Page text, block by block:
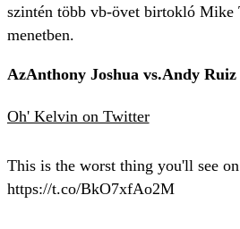
szintén több vb-övet birtokló Mike
menetben.
AzAnthony Joshua vs.Andy Ruiz
Oh' Kelvin on Twitter
This is the worst thing you'll see
https://t.co/BkO7xfAo2M